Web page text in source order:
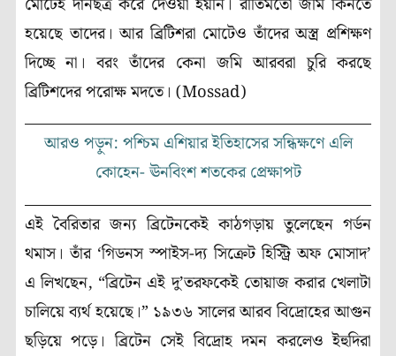
হয়েছে তাদের। আর ব্রিটিশরা মোটেও তাঁদের অস্ত্র প্রশিক্ষণ
দিচ্ছে না। বরং তাঁদের কেনা জমি আরবরা চুরি করছে
ব্রিটিশদের পরোক্ষ মদতে। (Mossad)
আরও পড়ুন: পশ্চিম এশিয়ার ইতিহাসের সন্ধিক্ষণে এলি
কোহেন- ঊনবিংশ শতকের প্রেক্ষাপট
এই বৈরিতার জন্য ব্রিটেনকেই কাঠগড়ায় তুলেছেন গর্ডন
থমাস। তাঁর ‘গিডনস স্পাইস-দ্য সিক্রেট হিস্ট্রি অফ মোসাদ’
এ লিখছেন, “ব্রিটেন এই দু’তরফকেই তোয়াজ করার খেলাটা
চালিয়ে ব্যর্থ হয়েছে।” ১৯৩৬ সালের আরব বিদ্রোহের আগুন
ছড়িয়ে পড়ে। ব্রিটেন সেই বিদ্রোহ দমন করলেও ইহুদিরা